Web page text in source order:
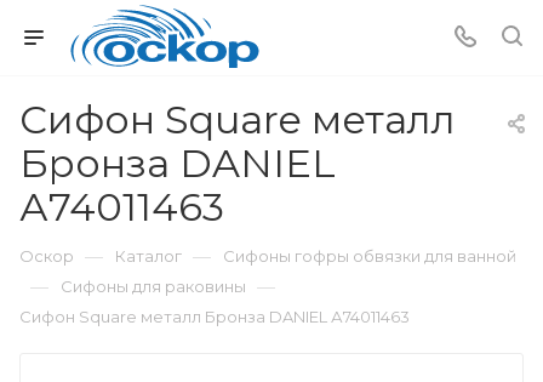
Сифон Square металл
Бронза DANIEL
А74011463
Оскор — Каталог — Сифоны гофры обвязки для ванной
— Сифоны для раковины —
Сифон Square металл Бронза DANIEL А74011463